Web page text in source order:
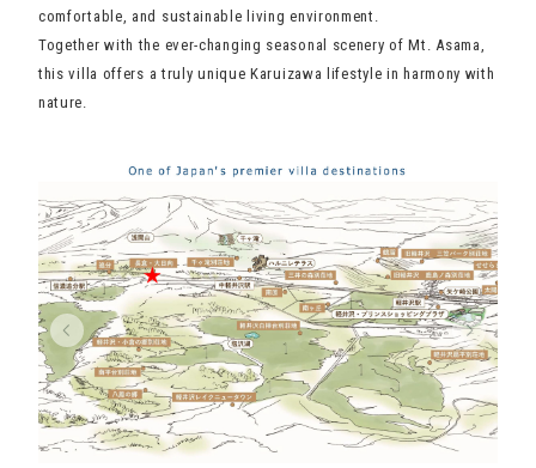
comfortable, and sustainable living environment.
Together with the ever-changing seasonal scenery of Mt. Asama,
this villa offers a truly unique Karuizawa lifestyle in harmony with
nature.